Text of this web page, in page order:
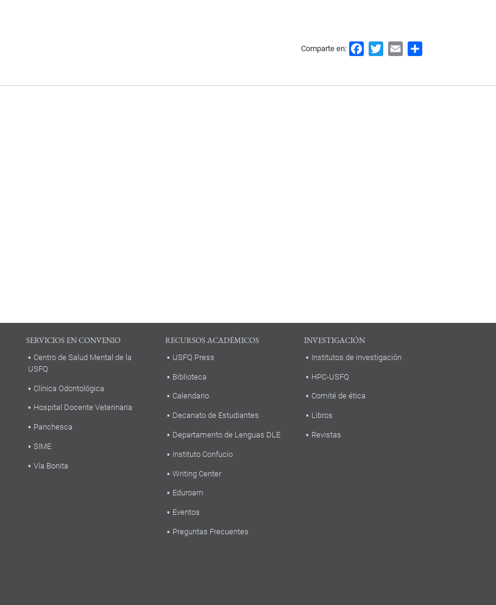
Comparte en:
SERVICIOS EN CONVENIO
Centro de Salud Mental de la
USFQ
Clínica Odontológica
Hospital Docente Veterinaria
Panchesca
SIME
Vía Bonita
RECURSOS ACADÉMICOS
USFQ Press
Biblioteca
Calendario
Decanato de Estudiantes
Departamento de Lenguas DLE
Instituto Confucio
Writing Center
Eduroam
Eventos
Preguntas Frecuentes
INVESTIGACIÓN
Institutos de investigación
HPC-USFQ
Comité de ética
Libros
Revistas